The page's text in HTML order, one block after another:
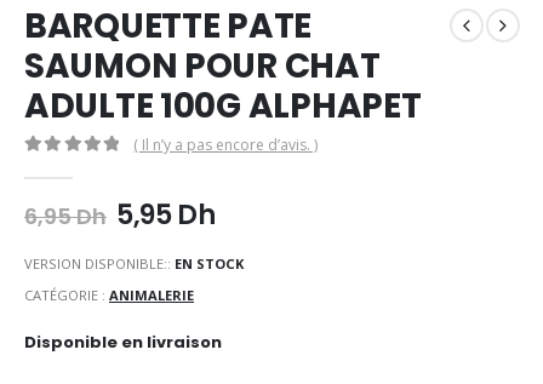
BARQUETTE PATE
SAUMON POUR CHAT
ADULTE 100G ALPHAPET
( Il n’y a pas encore d’avis. )
6,95Dh Le
prix
initial
était :
5,95DhLe
actuel
VERSION DISPONIBLE:: EN STOCK
CATÉGORIE : ANIMALERIE
Disponible en livraison